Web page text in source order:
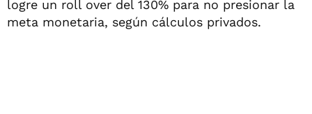
logre un roll over del 130% para no presionar la
meta monetaria, según cálculos privados.